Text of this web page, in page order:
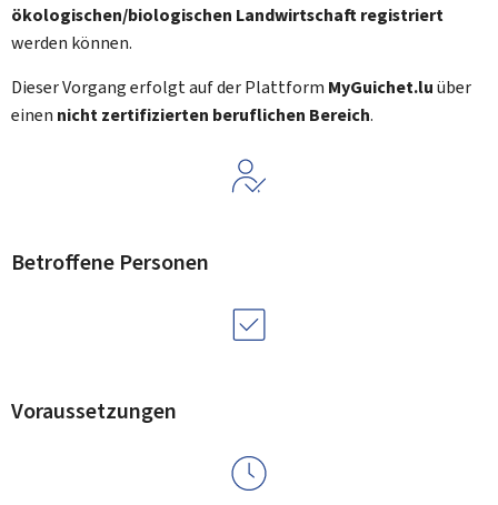
ökologischen/biologischen Landwirtschaft registriert
werden können.
Dieser Vorgang erfolgt auf der Plattform MyGuichet.luüber
einen nicht zertifizierten beruflichen Bereich.
Betroffene Personen
Voraussetzungen